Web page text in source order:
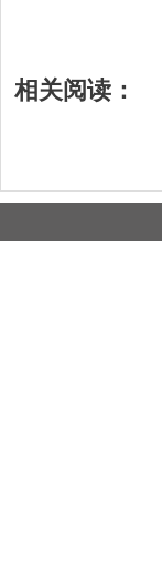
相关阅读：